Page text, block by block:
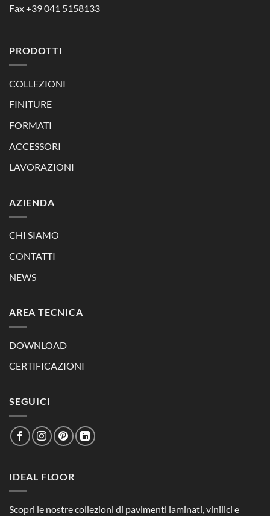
Fax +39 041 5158133
PRODOTTI
COLLEZIONI
FINITURE
FORMATI
ACCESSORI
LAVORAZIONI
AZIENDA
CHI SIAMO
CONTATTI
NEWS
AREA TECNICA
DOWNLOAD
CERTIFICAZIONI
SEGUICI
IDEAL FLOOR
Scopri le nostre collezioni di pavimenti laminati, vinilici e